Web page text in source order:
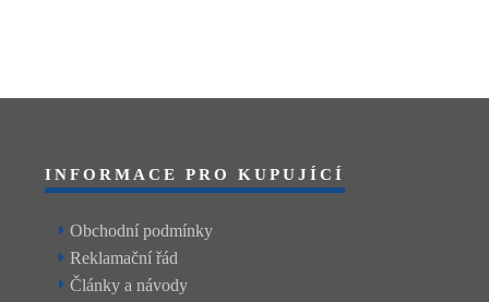
INFORMACE PRO KUPUJÍCÍ
Obchodní podmínky
Reklamační řád
Články a návody